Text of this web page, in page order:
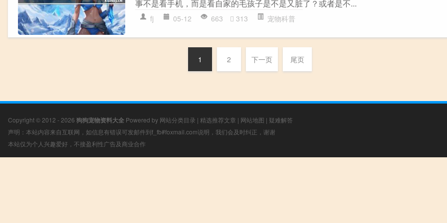
事不是看手机，而是看自家的毛孩子是不是又脏了？或者是不...
fj 05-12 663 313 宠物科普
1 2 下一页 尾页
Copyright © 2012 - 2026 狗狗宠物资料大全 Powered by 网站分类目录 | 精选推荐文章 | 网站地图 | 疑难解答
声明：本站内容来自互联网，如信息有错误可发邮件到f_fb#foxmail.com说明，我们会及时纠正，谢谢
本站仅为个人兴趣爱好，不接盈利性广告及商业合作